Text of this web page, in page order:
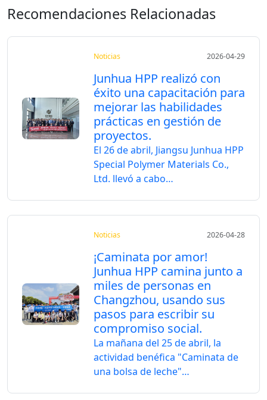
Recomendaciones Relacionadas
Noticias 2026-04-29
Junhua HPP realizó con
éxito una capacitación para
mejorar las habilidades
prácticas en gestión de
proyectos.
El 26 de abril, Jiangsu Junhua HPP
Special Polymer Materials Co.,
Ltd. llevó a cabo…
Noticias 2026-04-28
¡Caminata por amor!
Junhua HPP camina junto a
miles de personas en
Changzhou, usando sus
pasos para escribir su
compromiso social.
La mañana del 25 de abril, la
actividad benéfica "Caminata de
una bolsa de leche"…